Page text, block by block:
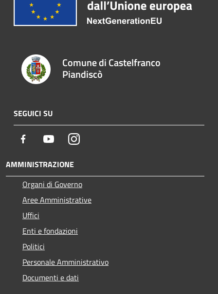
Comune di Castelfranco
Piandiscò
SEGUICI SU
Facebook YoutubeInstagram
AMMINISTRAZIONE
Organi di Governo
Aree Amministrative
Uffici
Enti e fondazioni
Politici
Personale Amministrativo
Documenti e dati